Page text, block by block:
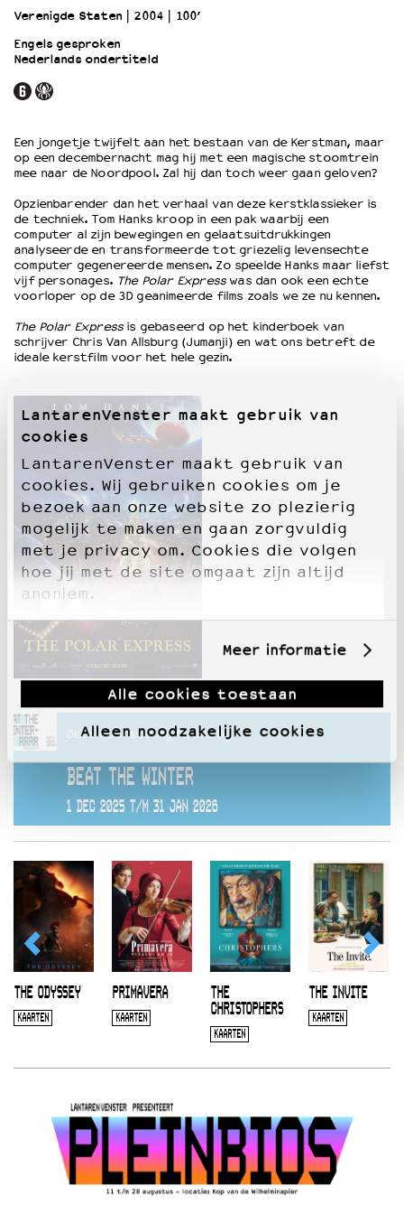
LantarenVenster maakt gebruik van
cookies
LantarenVenster maakt gebruik van
cookies. Wij gebruiken cookies om je
bezoek aan onze website zo plezierig
mogelijk te maken en gaan zorgvuldig
met je privacy om. Cookies die volgen
hoe jij met de site omgaat zijn altijd
anoniem.
Meer informatie
Alle cookies toestaan
Alleen noodzakelijke cookies
OVER LANTARENVENSTER
Werken bij
Historie
Partners
Huisregels
Privacyverklaring
Integriteits- en gedragscode
Duurzaamheid
Culturele boycot Israël
Ruimte voor artistieke vrijheid – VNPF
Verenigde Staten
2004
100’
Engels gesproken
Nederlands ondertiteld
Een jongetje twijfelt aan het bestaan van de Kerstman, maar
op een decembernacht mag hij met een magische stoomtrein
mee naar de Noordpool. Zal hij dan toch weer gaan geloven?
Opzienbarender dan het verhaal van deze kerstklassieker is
de techniek. Tom Hanks kroop in een pak waarbij een
computer al zijn bewegingen en gelaatsuitdrukkingen
analyseerde en transformeerde tot griezelig levensechte
computer gegenereerde mensen. Zo speelde Hanks maar liefst
vijf personages. The Polar Expresswas dan ook een echte
voorloper op de 3D geanimeerde films zoals we ze nu kennen.
The Polar Expressis gebaseerd op het kinderboek van
schrijver Chris Van Allsburg (Jumanji) en wat ons betreft de
ideale kerstfilm voor het hele gezin.
Deze voorstelling hoort bij
BEAT THE WINTER
1 DEC 2025 T/M 31 JAN 2026
THE ODYSSEY
KAARTEN
PRIMAVERA
KAARTEN
THE
CHRISTOPHERS
KAARTEN
THE INVITE
KAARTEN